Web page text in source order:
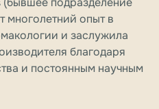
многолетний опыт в
и заслужила
благодаря
и постоянным научным